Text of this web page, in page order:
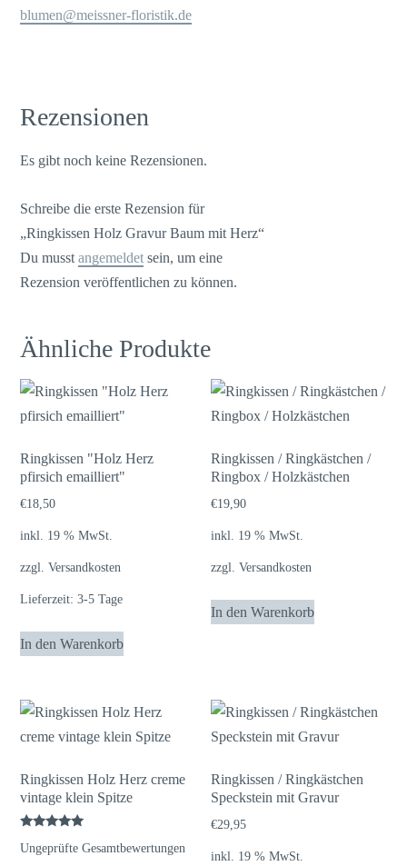
blumen@meissner-floristik.de
Rezensionen
Es gibt noch keine Rezensionen.
Schreibe die erste Rezension für
„Ringkissen Holz Gravur Baum mit Herz“
Du musstangemeldet sein, um eine
Rezension veröffentlichen zu können.
Ähnliche Produkte
Ringkissen "Holz Herz
pfirsich emailliert"
€18,50
inkl. 19 % MwSt.
zzgl.Versandkosten
Lieferzeit:3-5 Tage
In den Warenkorb
Ringkissen / Ringkästchen /
Ringbox / Holzkästchen
€19,90
inkl. 19 % MwSt.
zzgl.Versandkosten
In den Warenkorb
Ringkissen Holz Herz creme
vintage klein Spitze
mit
Ungeprüfte Gesamtbewertungen
Ringkissen / Ringkästchen
Speckstein mit Gravur
€29,95
inkl. 19 % MwSt.